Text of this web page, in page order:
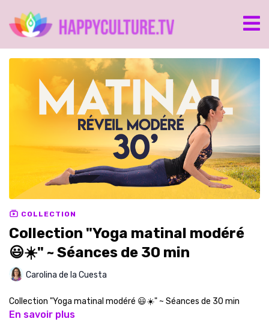
COLLECTION
Collection "Yoga matinal modéré
😃☀️" ~ Séances de 30 min
Carolina de la Cuesta
Collection "Yoga matinal modéré 😃☀️" ~ Séances de 30 min
En savoir plus